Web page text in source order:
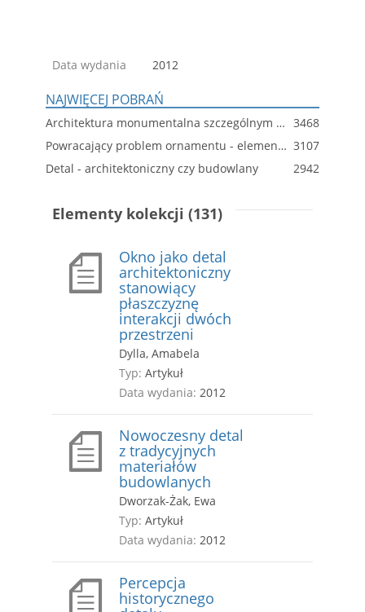
Data wydania 2012
NAJWIĘCEJ POBRAŃ
Architektura monumentalna szczególnym rodzajem detalu w metropolii 3468
Powracający problem ornamentu - elementy teorii dekoracji w architekturze współczesnej 3107
Detal - architektoniczny czy budowlany
2942
Elementy kolekcji (131)
Okno jako detal
architektoniczny
stanowiący
płaszczyznę
interakcji dwóch
przestrzeni
Dylla, Amabela
Typ: Artykuł
Data wydania: 2012
Nowoczesny detal
z tradycyjnych
materiałów
budowlanych
Dworzak-Żak, Ewa
Typ: Artykuł
Data wydania: 2012
Percepcja
historycznego